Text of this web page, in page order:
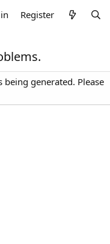
Register
generated. Please